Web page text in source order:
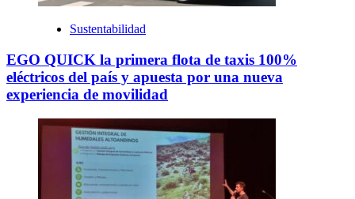
Sustentabilidad
EGO QUICK la primera flota de taxis 100%
eléctricos del país y apuesta por una nueva
experiencia de movilidad